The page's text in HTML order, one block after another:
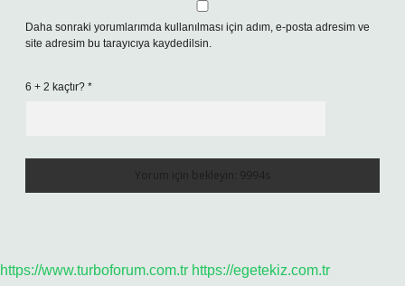
Daha sonraki yorumlarımda kullanılması için adım, e-posta adresim ve
site adresim bu tarayıcıya kaydedilsin.
6 + 2 kaçtır? *
https://www.turboforum.com.tr https://egetekiz.com.tr